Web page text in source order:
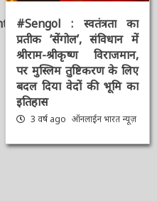
#Sengol : स्वतंत्रता का
प्रतीक ‘सेंगोल’, संविधान में
श्रीराम-श्रीकृष्ण विराजमान,
पर मुस्लिम तुष्टिकरण के
लिए बदल दिया वेदों की भूमि
का इतिहास
3 वर्ष ago ऑनलाईन भारत